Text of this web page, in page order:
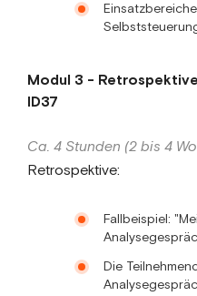
Modul 3 -
ID37
Ca. 4 Stunden (2 bis 4
Retrospektive:
Fallbeispiel:
Die